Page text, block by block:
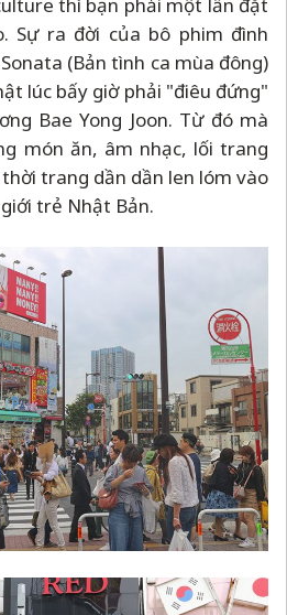
thì bạn phải một lần đặt
Sự ra đời của bô phim đình
(Bản tình ca mùa đông)
lúc bấy giờ phải "điêu đứng"
Bae Yong Joon. Từ đó mà
món ăn, âm nhạc, lối trang
trang dần dần len lóm vào
trẻ Nhật Bản.